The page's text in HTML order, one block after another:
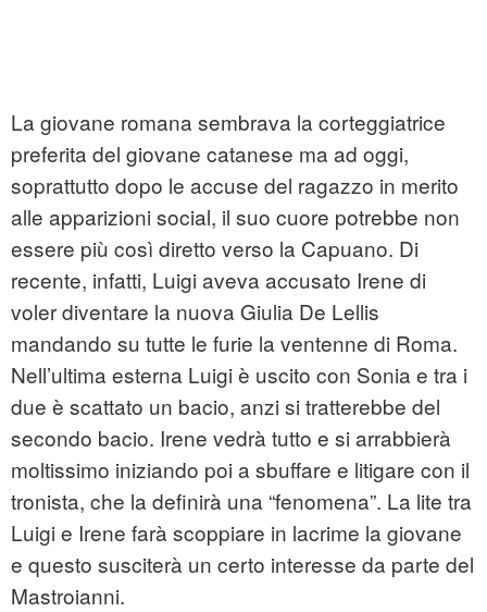
La giovane romana sembrava la corteggiatrice
preferita del giovane catanese ma ad oggi,
soprattutto dopo le accuse del ragazzo in merito
alle apparizioni social, il suo cuore potrebbe non
essere più così diretto verso la Capuano. Di
recente, infatti, Luigi aveva accusato Irene di
voler diventare la nuova Giulia De Lellis
mandando su tutte le furie la ventenne di Roma.
Nell’ultima esterna Luigi è uscito con Sonia e tra i
due è scattato un bacio, anzi si tratterebbe del
secondo bacio. Irene vedrà tutto e si arrabbierà
moltissimo iniziando poi a sbuffare e litigare con il
tronista, che la definirà una “fenomena”. La lite tra
Luigi e Irene farà scoppiare in lacrime la giovane
e questo susciterà un certo interesse da parte del
Mastroianni.